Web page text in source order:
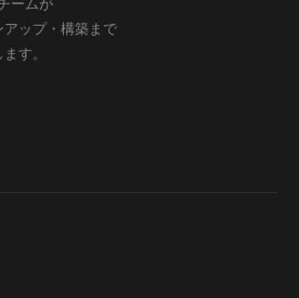
ームが
アップ・構築まで
す。